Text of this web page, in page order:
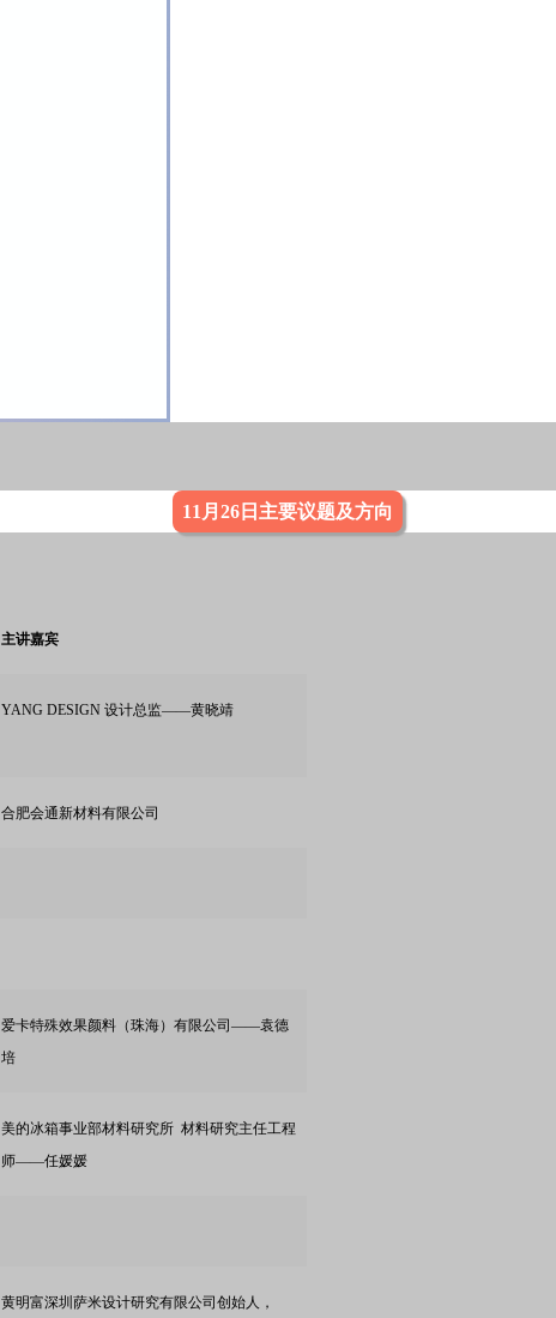
11月26日主要议题及方向
主讲嘉宾
YANG DESIGN 设计总监——黄晓靖
合肥会通新材料有限公司
爱卡特殊效果颜料（珠海）有限公司——袁德
培
美的冰箱事业部材料研究所 材料研究主任工程
师——任媛媛
黄明富深圳萨米设计研究有限公司创始人，